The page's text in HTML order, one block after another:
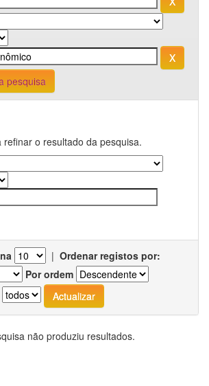
pesquisa
refinar o resultado da pesquisa.
| Ordenar registos por:
Por ordem
não produziu resultados.